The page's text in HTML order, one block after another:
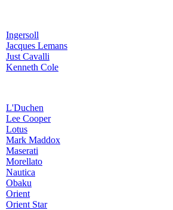
Ingersoll
Jacques Lemans
Just Cavalli
Kenneth Cole
L'Duchen
Lee Cooper
Lotus
Mark Maddox
Maserati
Morellato
Nautica
Obaku
Orient
Orient Star